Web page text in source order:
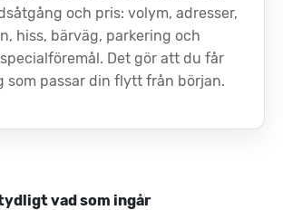
och pris: volym, adresser,
hiss, bärväg, parkering och
Det gör att du får
som passar din flytt från början.
vad som ingår